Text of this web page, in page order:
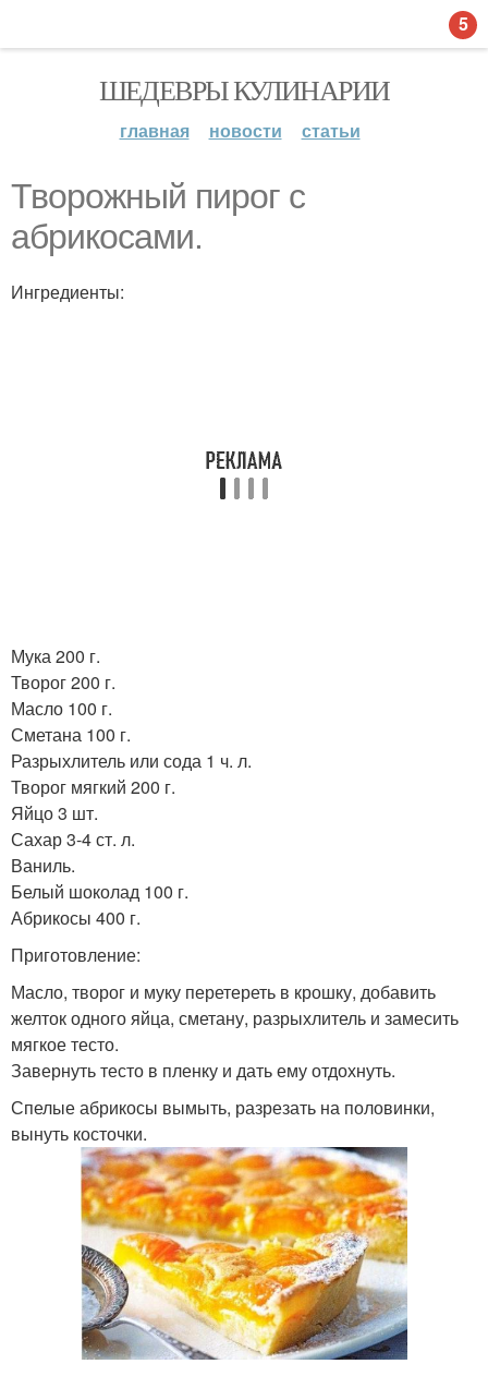
ШЕДЕВРЫ КУЛИНАРИИ
главная новости статьи
Творожный пирог с
абрикосами.
Ингредиенты:
Мука 200 г.
Творог 200 г.
Масло 100 г.
Сметана 100 г.
Разрыхлитель или сода 1 ч. л.
Творог мягкий 200 г.
Яйцо 3 шт.
Сахар 3-4 ст. л.
Ваниль.
Белый шоколад 100 г.
Абрикосы 400 г.
Приготовление:
Масло, творог и муку перетереть в крошку, добавить
желток одного яйца, сметану, разрыхлитель и замесить
мягкое тесто.
Завернуть тесто в пленку и дать ему отдохнуть.
Спелые абрикосы вымыть, разрезать на половинки,
вынуть косточки.
5